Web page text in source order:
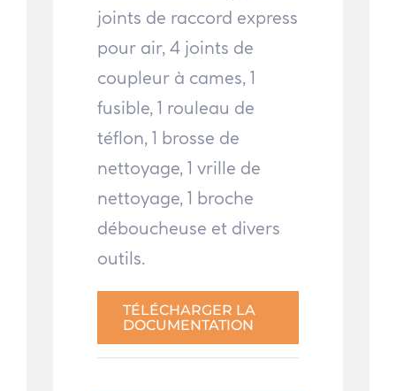
joints de raccord express
pour air, 4 joints de
coupleur à cames, 1
fusible, 1 rouleau de
téflon, 1 brosse de
nettoyage, 1 vrille de
nettoyage, 1 broche
déboucheuse et divers
outils.
TÉLÉCHARGER LA
DOCUMENTATION